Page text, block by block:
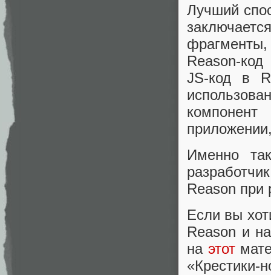
Лучший
Reason-
JS-код в
Именно
Reason при
Если вы
Reason и
на этот
«Крестики-